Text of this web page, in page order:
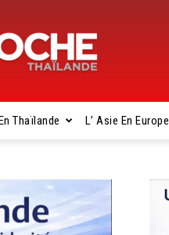
Thaïlande L’ Asie En Europe